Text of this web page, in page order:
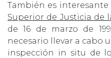
También es interesante
Superior de Justicia de
de 16 de marzo de
necesario llevar a cabo
inspección in situ de